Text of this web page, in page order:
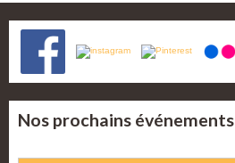
Nos prochains événements